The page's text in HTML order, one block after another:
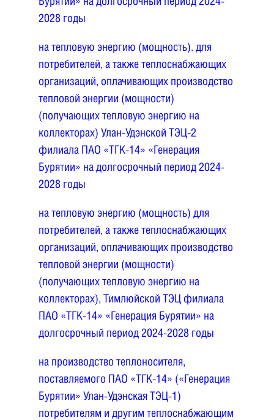
2028 годы
на тепловую энергию (мощность). для
потребителей, а также теплоснабжающих
организаций, оплачивающих производство
тепловой энергии (мощности)
(получающих тепловую энергию на
коллекторах) Улан-Удэнской ТЭЦ-2
филиала ПАО «ТГК-14» «Генерация
Бурятии» на долгосрочный период 2024-
2028 годы
на тепловую энергию (мощность) для
потребителей, а также теплоснабжающих
организаций, оплачивающих производство
тепловой энергии (мощности)
(получающих тепловую энергию на
коллекторах), Тимлюйской ТЭЦ филиала
ПАО «ТГК-14» «Генерация Бурятии» на
долгосрочный период 2024-2028 годы
на производство теплоносителя,
поставляемого ПАО «ТГК-14» («Генерация
Бурятии» Улан-Удэнская ТЭЦ-1)
потребителям и другим теплоснабжающим